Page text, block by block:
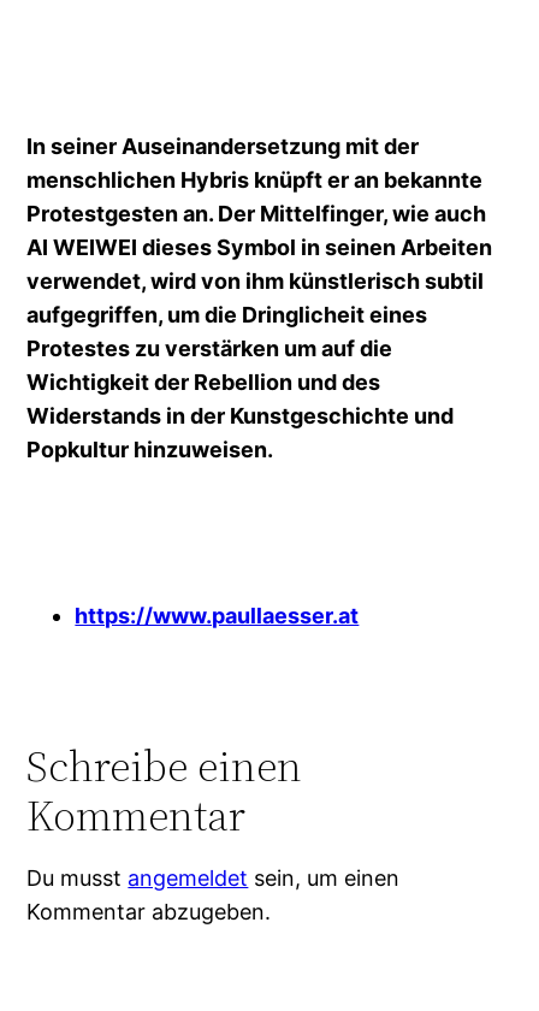
In seiner Auseinandersetzung mit der
menschlichen Hybris knüpft er an bekannte
Protestgesten an. Der Mittelfinger, wie auch
AI WEIWEI dieses Symbol in seinen Arbeiten
verwendet, wird von ihm künstlerisch subtil
aufgegriffen, um die Dringlicheit eines
Protestes zu verstärken um auf die
Wichtigkeit der Rebellion und des
Widerstands in der Kunstgeschichte und
Popkultur hinzuweisen.
https://www.paullaesser.at
Schreibe einen
Kommentar
Du musst angemeldet sein, um einen
Kommentar abzugeben.